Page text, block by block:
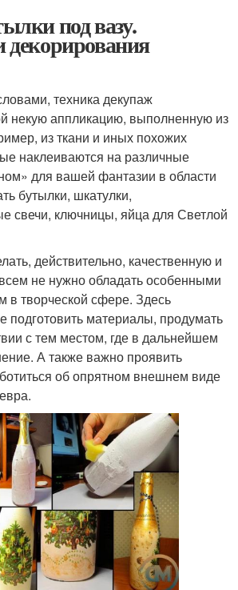
под вазу.
декорирования
техника декупаж
некую аппликацию, выполненную из
из ткани и иных похожих
наклеиваются на различные
для вашей фантазии в области
бутылки, шкатулки,
свечи, ключницы, яйца для Светлой
действительно, качественную и
не нужно обладать особенными
в творческой сфере. Здесь
подготовить материалы, продумать
с тем местом, где в дальнейшем
А также важно проявить
об опрятном внешнем виде